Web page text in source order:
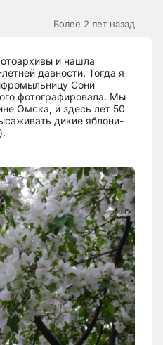
Более 2 лет назад
и нашла
давности. Тогда я
Сони
фотографировала. Мы
Омска, и здесь лет 50
дикие яблони-